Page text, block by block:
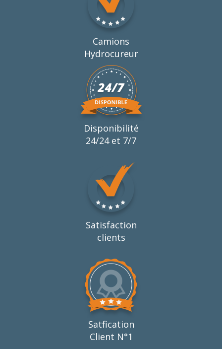
Camions
Hydrocureur
Disponibilité
24/24 et 7/7
Satisfaction
clients
Satfication
Client N°1